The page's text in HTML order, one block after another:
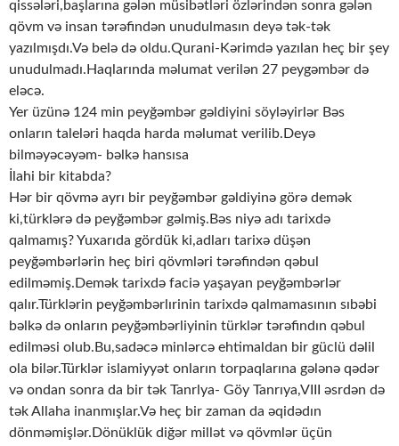
qissələri,başlarına gələn müsibətləri özlərindən sonra gələn
qövm və insan tərəfindən unudulmasın deyə tək-tək
yazılmışdı.Və belə də oldu.Qurani-Kərimdə yazılan heç bir şey
unudulmadı.Haqlarında məlumat verilən 27 peygəmbər də
eləcə.
Yer üzünə 124 min peyğəmbər gəldiyini söyləyirlər Bəs
onların taleləri haqda harda məlumat verilib.Deyə
bilməyəcəyəm- bəlkə hansısa
İlahi bir kitabda?
Hər bir qövmə ayrı bir peyğəmbər gəldiyinə görə demək
ki,türklərə də peyğəmbər gəlmiş.Bəs niyə adı tarixdə
qalmamış? Yuxarıda gördük ki,adları tarixə düşən
peyğəmbərlərin heç biri qövmləri tərəfindən qəbul
edilməmiş.Demək tarixdə faciə yaşayan peyğəmbərlər
qalır.Türklərin peyğəmbərlırinin tarixdə qalmamasının sıbəbi
bəlkə də onların peyğəmbərliyinin türklər tərəfindın qəbul
edilməsi olub.Bu,sadəcə minlərcə ehtimaldan bir güclü dəlil
ola bilər.Türklər islamiyyət onların torpaqlarına gələnə qədər
və ondan sonra da bir tək Tanrlya- Göy Tanrıya,VIII əsrdən də
tək Allaha inanmışlar.Və heç bir zaman da əqidədın
dönməmişlər.Dönüklük diğər millət və qövmlər üçün